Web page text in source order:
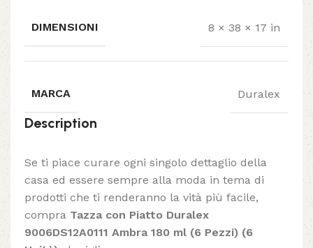
DIMENSIONI 8 × 38 × 17 in
MARCA Duralex
Description
Se ti piace curare ogni singolo dettaglio della
casa ed essere sempre alla moda in tema di
prodotti che ti renderanno la vità più facile,
compra Tazza con Piatto Duralex
9006DS12A0111 Ambra 180 ml (6 Pezzi) (6